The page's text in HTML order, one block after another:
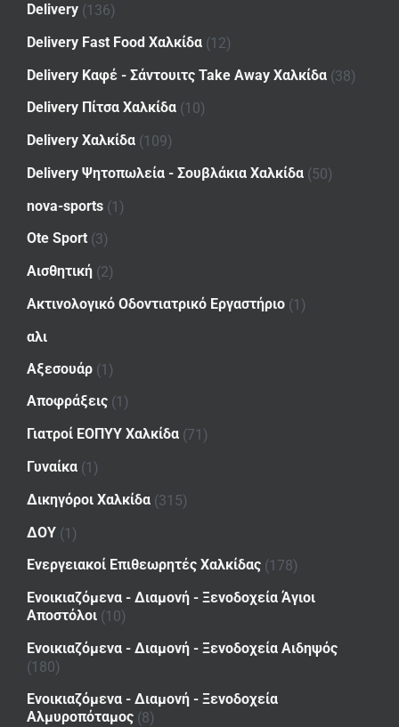
Delivery (136)
Delivery Fast Food Χαλκίδα (12)
Delivery Καφέ - Σάντουιτς Take Away Χαλκίδα (38)
Delivery Πίτσα Χαλκίδα (10)
Delivery Χαλκίδα (109)
Delivery Ψητοπωλεία - Σουβλάκια Χαλκίδα (50)
nova-sports (1)
Ote Sport (3)
Αισθητική (2)
Ακτινολογικό Οδοντιατρικό Εργαστήριο (1)
αλι
Αξεσουάρ (1)
Αποφράξεις (1)
Γιατροί ΕΟΠΥΥ Χαλκίδα (71)
Γυναίκα (1)
Δικηγόροι Χαλκίδα (315)
ΔΟΥ (1)
Ενεργειακοί Επιθεωρητές Χαλκίδας (178)
Ενοικιαζόμενα - Διαμονή - Ξενοδοχεία Άγιοι
Αποστόλοι (10)
Ενοικιαζόμενα - Διαμονή - Ξενοδοχεία Αιδηψός
(180)
Ενοικιαζόμενα - Διαμονή - Ξενοδοχεία
Αλμυροπόταμος (8)